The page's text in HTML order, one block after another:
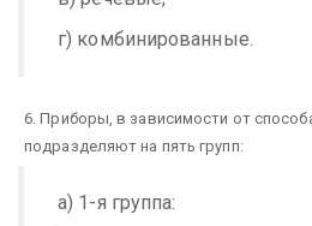
г) комбинированные.
6. Приборы, в зависимости от
подразделяют на пять групп:
а) 1-я группа: